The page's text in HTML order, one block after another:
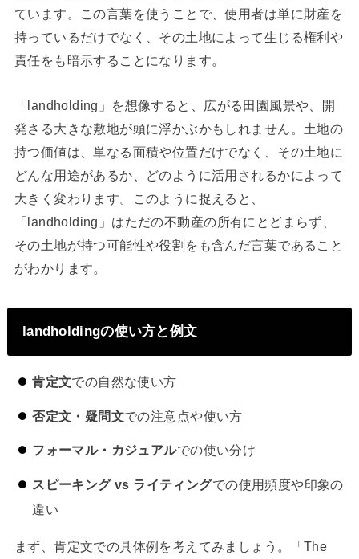
ています。この言葉を使うことで、使用者は単に財産を
持っているだけでなく、その土地によって生じる権利や
責任をも暗示することになります。
「landholding」を想像すると、広がる田園風景や、開
発さる大きな敷地が頭に浮かぶかもしれません。土地の
持つ価値は、単なる面積や位置だけでなく、その土地に
どんな用途があるか、どのように活用されるかによって
大きく変わります。このように捉えると、
「landholding」はただの不動産の所有にとどまらず、
その土地が持つ可能性や役割をも含んだ言葉であること
がわかります。
landholdingの使い方と例文
肯定文での自然な使い方
否定文・疑問文での注意点や使い方
フォーマル・カジュアルでの使い分け
スピーキング vs ライティングでの使用頻度や印象の
違い
まず、肯定文での具体例を考えてみましょう。「The